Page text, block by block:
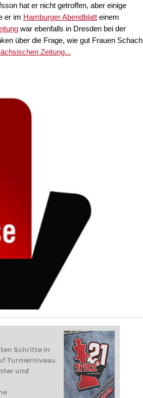
hat er nicht getroffen, aber einige
er im Hamburger Abendblatt einem
war ebenfalls in Dresden bei der
über die Frage, wie gut Frauen Schach
Zeitung...
Schritte in
Turnierniveau
und